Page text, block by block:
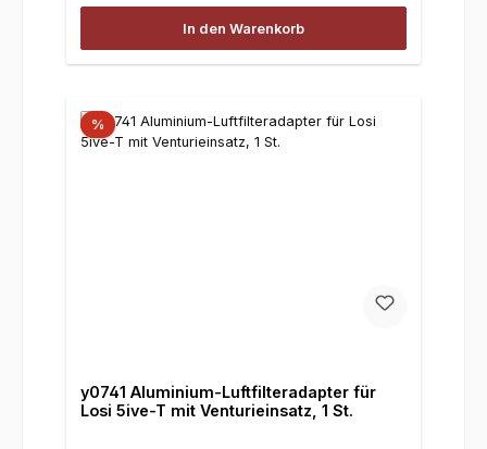
In den Warenkorb
%
y0741 Aluminium-Luftfilteradapter für
Losi 5ive-T mit Venturieinsatz, 1 St.